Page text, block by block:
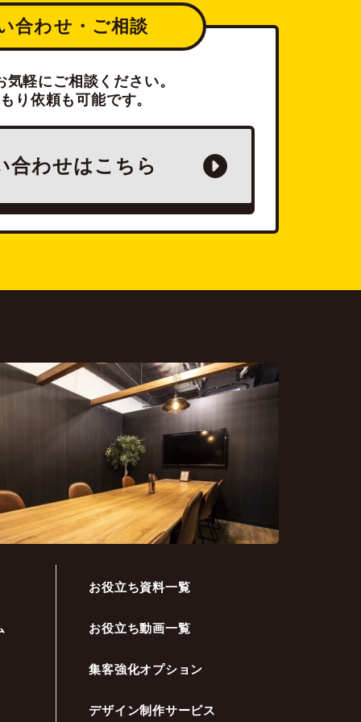
合わせ・ご相談
気軽にご相談ください。
り依頼も可能です。
合わせはこちら
お役立ち資料一覧
お役立ち動画一覧
集客強化オプション
デザイン制作サービス